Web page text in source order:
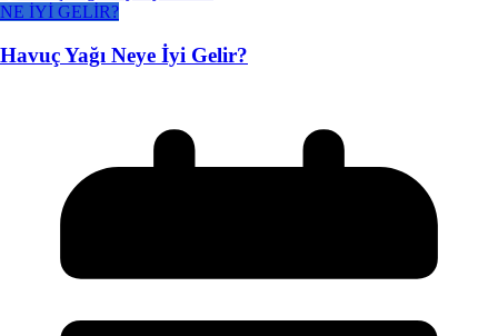
NE İYİ GELİR?
Havuç Yağı Neye İyi Gelir?